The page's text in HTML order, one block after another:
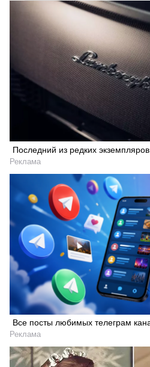
Последний из редких
Реклама
Все посты любимых телеграм
Реклама